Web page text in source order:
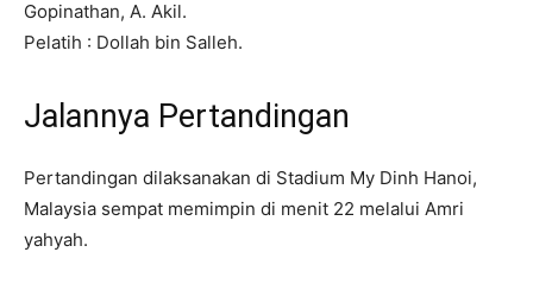
Gopinathan, A. Akil.
Pelatih : Dollah bin Salleh.
Jalannya Pertandingan
Pertandingan dilaksanakan di Stadium My Dinh Hanoi,
Malaysia sempat memimpin di menit 22 melalui Amri
yahyah.